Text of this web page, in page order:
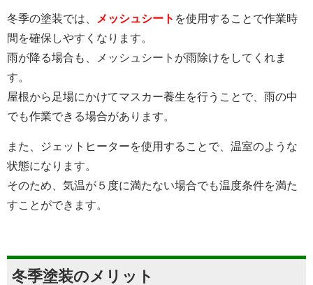
冬季の塗装では、 メッシュシート を使用することで作業時
間を確保しやすくなります。
雨が降る場合も、メッシュシートが雨除けをしてくれま
す。
屋根から足場にかけてマスカー養生を行うことで、雨の中
でも作業できる場合があります。
また、ジェットヒーターを使用することで、温室のような
状態になります。
そのため、気温が５度に満たない場合でも温度条件を満た
すことができます。
冬季塗装のメリット